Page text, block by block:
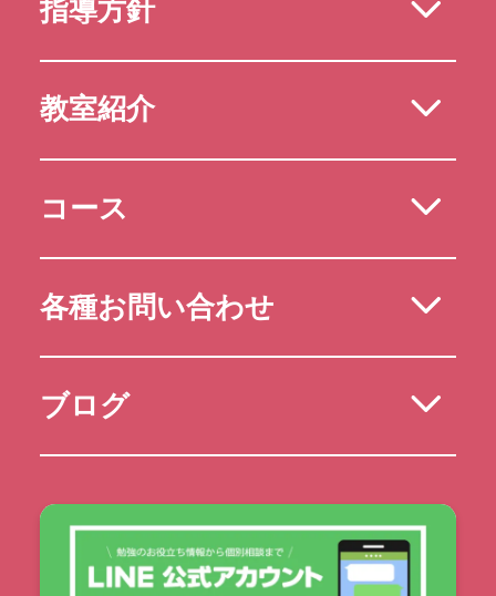
指導方針
教室紹介
コース
各種お問い合わせ
ブログ